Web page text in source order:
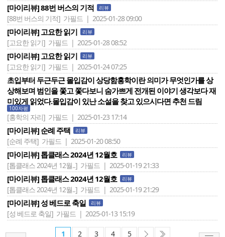
[마이리뷰] 88번 버스의 기적 리뷰
[88번 버스의 기적] 가필드 | 2025-01-28 09:00
[마이리뷰] 고요한 읽기 리뷰
[고요한 읽기] 가필드 | 2025-01-28 08:52
[마이리뷰] 고요한 읽기 리뷰
[고요한 읽기] 가필드 | 2025-01-24 07:25
초입부터 두근두근 몰입감이 상당함홍학이란 의미가 무엇인가를 상
상해보며 범인을 쫓고 쫓다보니 숨가쁘게 전개된 이야기 생각보다 재
미있게 읽었다.몰입감이 있난 소설을 찾고 있으시다면 추천 드림
100자평
[홍학의 자리] 가필드 | 2025-01-23 17:14
[마이리뷰] 순례 주택 리뷰
[순례 주택] 가필드 | 2025-01-20 08:50
[마이리뷰] 톱클래스 2024년 12월호 리뷰
[톱클래스 2024년 12월..] 가필드 | 2025-01-19 21:33
[마이리뷰] 톱클래스 2024년 12월호 리뷰
[톱클래스 2024년 12월..] 가필드 | 2025-01-19 21:29
[마이리뷰] 성 베드로 축일 리뷰
[성 베드로 축일] 가필드 | 2025-01-13 15:19
1 2 3 4 5